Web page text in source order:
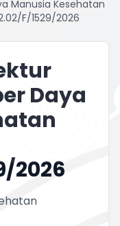
Manusia Kesehatan
F/1529/2026
Daya
2026